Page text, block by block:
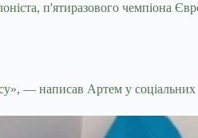
п'ятиразового чемпіона
— написав Артем у